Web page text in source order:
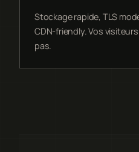
Stockage rapide, TLS
CDN-friendly. Vos
pas.